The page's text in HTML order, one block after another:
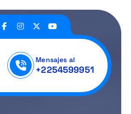
Mensajes al
+2254599951